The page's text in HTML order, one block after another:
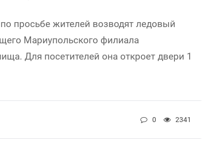
просьбе жителей возводят ледовый
Мариупольского филиала
Для посетителей она откроет двери 1
0 2341